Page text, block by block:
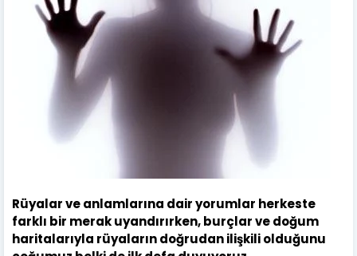
Rüyalar ve anlamlarına dair yorumlar herkeste
farklı bir merak uyandırırken, burçlar ve doğum
haritalarıyla rüyaların doğrudan ilişkili olduğunu